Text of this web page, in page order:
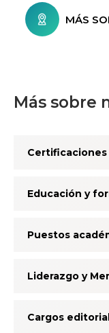
MÁS
Más sobre
Educación y
Puestos
Liderazgo y
Cargos